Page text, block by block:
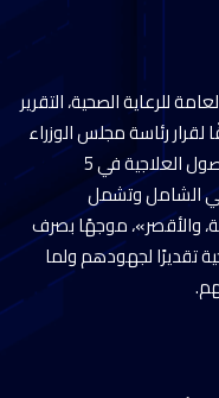
للرعاية الصحية، التقرير
لقرار رئاسة مجلس الوزراء
رقم (3957) لسنة 2023، والمتعلق بنقل الأصول العلاجية في 5
الشامل وتشمل
والأقصر»، موجهًا بصرف
تقديرًا لجهودهم ولما